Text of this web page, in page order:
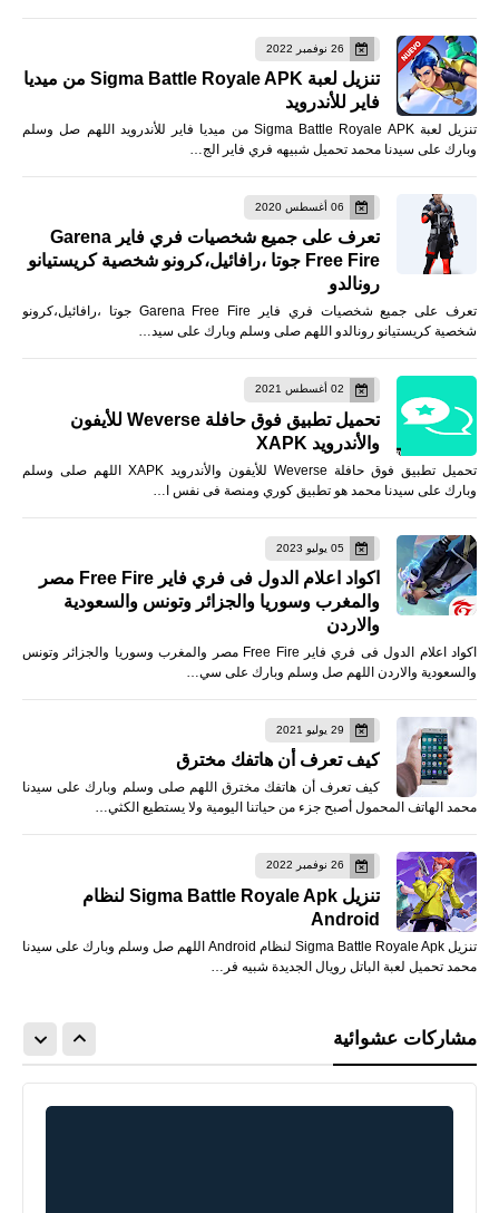
26 نوفمبر 2022
تنزيل لعبة Sigma Battle Royale APK من ميديا
فاير للأندرويد
تنزيل لعبة Sigma Battle Royale APK من ميديا فاير للأندرويد اللهم صل وسلم
وبارك على سيدنا محمد تحميل شبيهه فري فاير الج…
06 أغسطس 2020
تعرف على جميع شخصيات فري فاير Garena
Free Fire جوتا ،رافائيل،كرونو شخصية كريستيانو
رونالدو
تعرف على جميع شخصيات فري فاير Garena Free Fire جوتا ،رافائيل،كرونو
شخصية كريستيانو رونالدو اللهم صلى وسلم وبارك على سيد…
02 أغسطس 2021
تحميل تطبيق فوق حافلة Weverse للأيفون
والأندرويد XAPK
تحميل تطبيق فوق حافلة Weverse للأيفون والأندرويد XAPK اللهم صلى وسلم
وبارك على سيدنا محمد هو تطبيق كوري ومنصة فى نفس ا…
05 يوليو 2023
اكواد اعلام الدول فى فري فاير Free Fire مصر
والمغرب وسوريا والجزائر وتونس والسعودية
والاردن
اكواد اعلام الدول فى فري فاير Free Fire مصر والمغرب وسوريا والجزائر وتونس
والسعودية والاردن اللهم صل وسلم وبارك على سي…
29 يوليو 2021
كيف تعرف أن هاتفك مخترق
كيف تعرف أن هاتفك مخترق اللهم صلى وسلم وبارك على سيدنا
محمد الهاتف المحمول أصبح جزء من حياتنا اليومية ولا يستطيع الكثي…
26 نوفمبر 2022
تنزيل Sigma Battle Royale Apk لنظام
Android
تنزيل Sigma Battle Royale Apk لنظام Android اللهم صل وسلم وبارك على سيدنا
محمد تحميل لعبة الباتل رويال الجديدة شبيه فر…
مشاركات عشوائية